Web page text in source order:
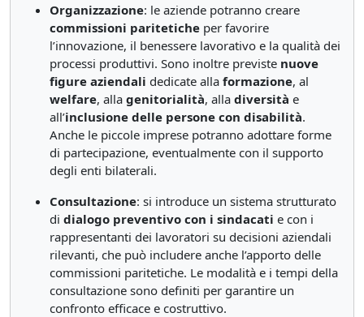
Organizzazione: le aziende potranno creare
commissioni paritetiche per favorire
l’innovazione, il benessere lavorativo e la qualità dei
processi produttivi. Sono inoltre previste nuove
figure aziendali dedicate alla formazione, al
welfare, alla genitorialità, alla diversità e
all’inclusione delle persone con disabilità.
Anche le piccole imprese potranno adottare forme
di partecipazione, eventualmente con il supporto
degli enti bilaterali.
Consultazione: si introduce un sistema strutturato
di dialogo preventivo con i sindacati e con i
rappresentanti dei lavoratori su decisioni aziendali
rilevanti, che può includere anche l’apporto delle
commissioni paritetiche. Le modalità e i tempi della
consultazione sono definiti per garantire un
confronto efficace e costruttivo.